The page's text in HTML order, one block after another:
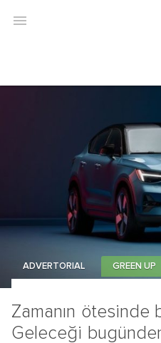

Zamanın ötesinde
Geleceği
ADVERTORIAL GREEN UP